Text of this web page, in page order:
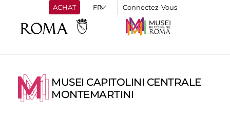
ACHAT Connectez-Vous
MUSEI CAPITOLINI CENTRALE
MONTEMARTINI